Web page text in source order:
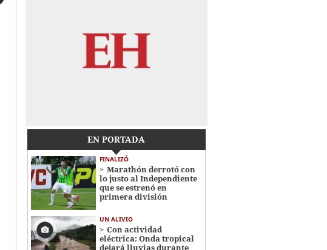
EN PORTADA
FINALIZÓ
Marathón derrotó con
lo justo al Independiente
que se estrenó en
primera división
UN ALIVIO
Con actividad
eléctrica: Onda tropical
dejará lluvias durante